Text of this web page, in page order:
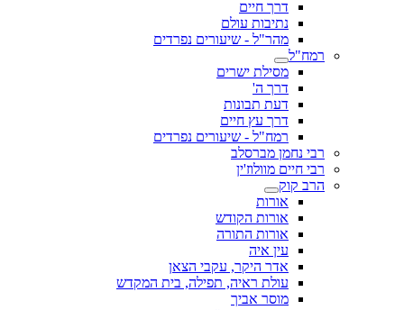
דרך חיים
נתיבות עולם
מהר"ל - שיעורים נפרדים
רמח"ל
מסילת ישרים
דרך ה'
דעת תבונות
דרך עץ חיים
רמח"ל - שיעורים נפרדים
רבי נחמן מברסלב
רבי חיים מוולוז'ין
הרב קוק
אורות
אורות הקודש
אורות התורה
עין איה
אדר היקר, עקבי הצאן
עולת ראיה, תפילה, בית המקדש
מוסר אביך